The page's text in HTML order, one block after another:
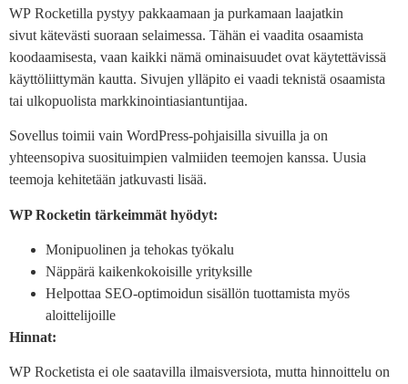
WP Rocketilla pystyy pakkaamaan ja purkamaan laajatkin
sivut kätevästi suoraan selaimessa. Tähän ei vaadita osaamista
koodaamisesta, vaan kaikki nämä ominaisuudet ovat käytettävissä
käyttöliittymän kautta. Sivujen ylläpito ei vaadi teknistä osaamista
tai ulkopuolista markkinointiasiantuntijaa.
Sovellus toimii vain WordPress-pohjaisilla sivuilla ja on
yhteensopiva suosituimpien valmiiden teemojen kanssa. Uusia
teemoja kehitetään jatkuvasti lisää.
WP Rocketin tärkeimmät hyödyt:
Monipuolinen ja tehokas työkalu
Näppärä kaikenkokoisille yrityksille
Helpottaa SEO-optimoidun sisällön tuottamista myös
aloittelijoille
Hinnat:
WP Rocketista ei ole saatavilla ilmaisversiota, mutta hinnoittelu on